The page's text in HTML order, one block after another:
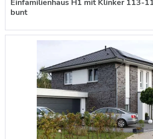
Einfamilienhaus H1 mit Klinker 113-
bunt